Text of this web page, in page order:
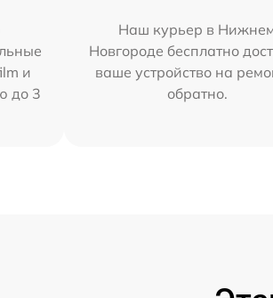
и
до 3
Наш курьер в
Новгороде бесплатно
ваше устройство на
обратно.